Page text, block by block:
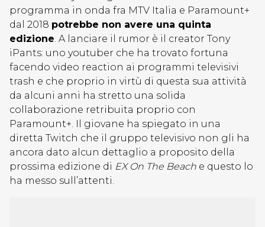
programma in onda fra MTV Italia e Paramount+
dal 2018 potrebbe non avere una quinta
edizione. A lanciare il rumor è il creator Tony
iPants: uno youtuber che ha trovato fortuna
facendo video reaction ai programmi televisivi
trash e che proprio in virtù di questa sua attività
da alcuni anni ha stretto una solida
collaborazione retribuita proprio con
Paramount+. Il giovane ha spiegato in una
diretta Twitch che il gruppo televisivo non gli ha
ancora dato alcun dettaglio a proposito della
prossima edizione di EX On The Beach e questo lo
ha messo sull’attenti.